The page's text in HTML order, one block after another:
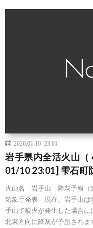
2026.01.10 23:01
岩手県内全活火山
01/10 23:01] 雫石町
火山名 岩手山 降灰予報（
気象庁発表 現在、岩手山は
手山で噴火が発生した場合
北東方向に降灰が予想されま